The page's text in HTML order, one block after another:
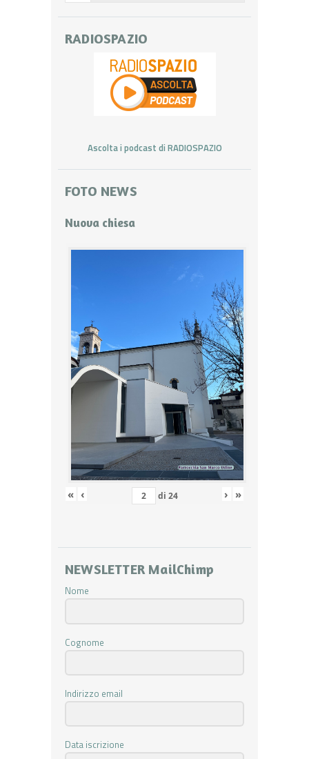
RADIOSPAZIO
Ascolta i podcast di RADIOSPAZIO
FOTO NEWS
Nuova chiesa
« ‹ di 24 › »
NEWSLETTER MailChimp
Nome
Cognome
Indirizzo email
Data iscrizione